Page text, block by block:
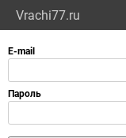
Vrachi77.ru